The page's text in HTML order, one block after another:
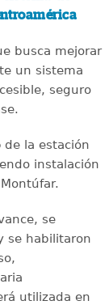
busca mejorar
un sistema
seguro
de la estación
instalación
se
se habilitaron
utilizada en